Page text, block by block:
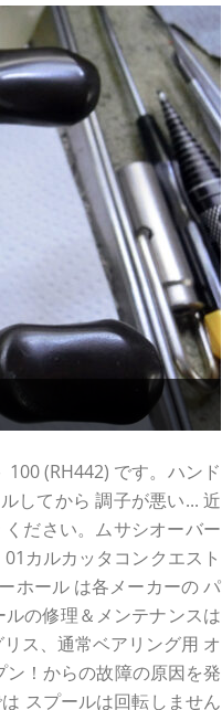
(RH442) です。ハンド
してから 調子が悪い... 近
ださい。ムサシオーバー
カルカッタコンクエスト
ホール は各メーカーの パ
の修理＆メンテナンスは
ス、通常ベアリング用 オ
！からの故障の原因を発
スプールは回転しません